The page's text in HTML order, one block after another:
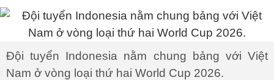
Đội tuyển Indonesia nằm chung bảng với Việt
Nam ở vòng loại thứ hai World Cup 2026.